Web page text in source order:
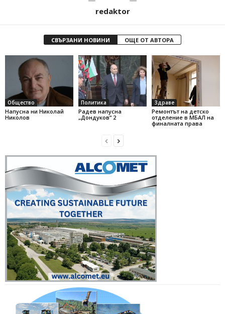
redaktor
СВЪРЗАНИ НОВИНИ ОЩЕ ОТ АВТОРА
Общество
Напусна ни Николай
Николов
Политика
Радев напусна
„Дондуков“ 2
Здраве
Ремонтът на детско
отделение в МБАЛ на
финалната права